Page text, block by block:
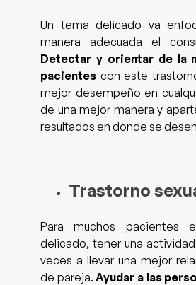
Un tema delicado va
manera adecuada el
Detectar y orientar de la
pacientes con este
mejor desempeño en
de una mejor manera y
resultados en donde se
Trastorno
Para muchos pacientes
delicado, tener una
veces a llevar una mejor
de pareja.Ayudar a las